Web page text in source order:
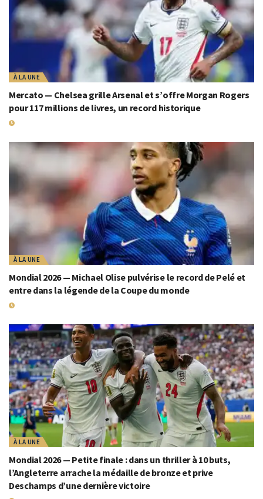
À LA UNE
Mercato — Chelsea grille Arsenal et s’offre Morgan Rogers
pour 117 millions de livres, un record historique
À LA UNE
Mondial 2026 — Michael Olise pulvérise le record de Pelé et
entre dans la légende de la Coupe du monde
À LA UNE
Mondial 2026 — Petite finale : dans un thriller à 10 buts,
l’Angleterre arrache la médaille de bronze et prive
Deschamps d’une dernière victoire